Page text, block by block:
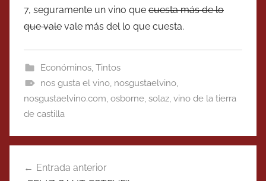
7, seguramente un vino que cuesta más de lo
que vale vale más del lo que cuesta.
Económinos, Tintos
nos gusta el vino, nosgustaelvino,
nosgustaelvino.com, osborne, solaz, vino de la tierra
de castilla
de
Entrada anterior